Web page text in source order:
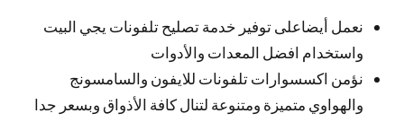
نعمل أيضاعلى توفير خدمة تصليح تلفونات يجي البيت
واستخدام افضل المعدات والأدوات
نؤمن اكسسوارات تلفونات للايفون والسامسونج
والهواوي متميزة ومتنوعة لتنال كافة الأذواق وبسعر جدا